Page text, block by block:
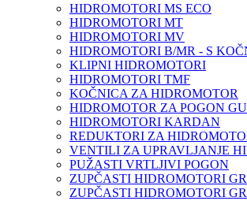
HIDROMOTORI MS ECO
HIDROMOTORI MT
HIDROMOTORI MV
HIDROMOTORI B/MR - S
KLIPNI HIDROMOTORI
HIDROMOTORI TMF
KOČNICA ZA HIDROMOTOR
HIDROMOTOR ZA POGON
HIDROMOTORI KARDAN
REDUKTORI ZA
VENTILI ZA UPRAVLJANJE
PUŽASTI VRTLJIVI POGON
ZUPČASTI HIDROMOTORI
ZUPČASTI HIDROMOTORI